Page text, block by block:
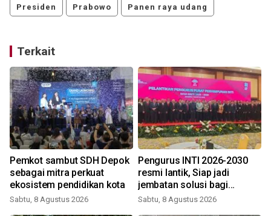
Presiden Prabowo Panen raya udang
Terkait
Pemkot sambut SDH Depok
sebagai mitra perkuat
ekosistem pendidikan kota
Sabtu, 8 Agustus 2026
Pengurus INTI 2026-2030
resmi lantik, Siap jadi
jembatan solusi bagi
persoalan bangsa
Sabtu, 8 Agustus 2026